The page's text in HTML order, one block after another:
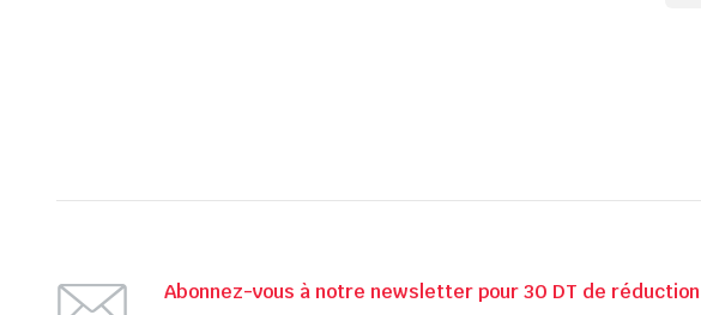
Abonnez-vous à notre newsletter pour 30 DT de réduction